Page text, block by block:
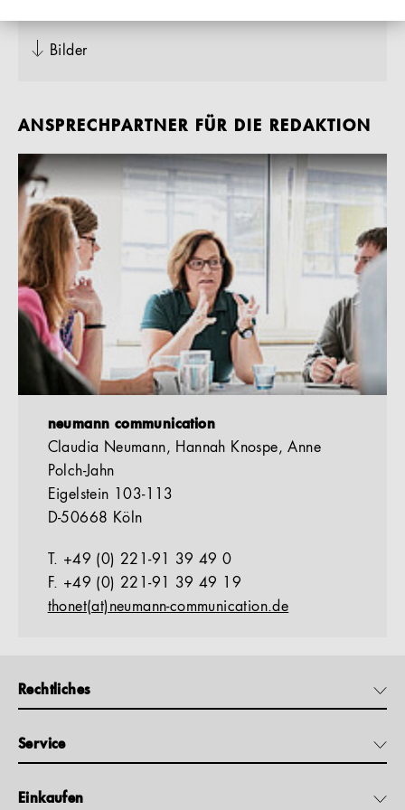
Bilder
ANSPRECHPARTNER FÜR DIE REDAKTION
neumann communication
Claudia Neumann, Hannah Knospe, Anne
Polch-Jahn
Eigelstein 103-113
D-50668 Köln
T. +49 (0) 221-91 39 49 0
F. +49 (0) 221-91 39 49 19
thonet(at)neumann-communication.de
Rechtliches
Service
Einkaufen